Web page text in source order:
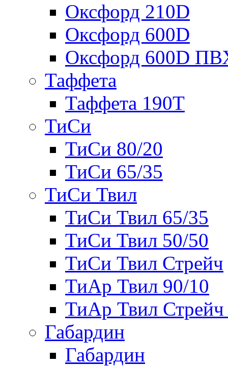
Оксфорд 210D
Оксфорд 600D
Оксфорд 600D
Таффета
Таффета 190T
ТиСи
ТиСи 80/20
ТиСи 65/35
ТиСи Твил
ТиСи Твил 65/35
ТиСи Твил 50/50
ТиСи Твил Стрейч
ТиАр Твил 90/10
ТиАр Твил Стрейч
Габардин
Габардин